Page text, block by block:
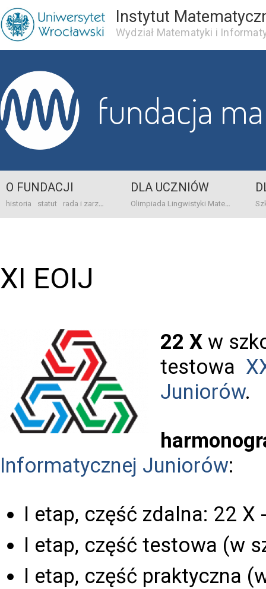
Instytut
Wydział Matematyki i
fundacja
O FUNDACJI
historia statut rada i zarząd dane bankowo-adresowe kontakt
DLA UCZNIÓW
Olimpiada Lingwistyki Matematycznej
XI EOIJ
22 X w
testowa
Juniorów.
Informatycznej Juniorów:
I etap, część zdalna: 22 X
I etap, część testowa (w
I etap, część praktyczna